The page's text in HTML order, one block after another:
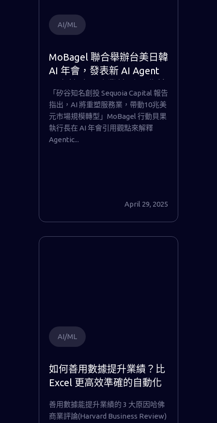
AI/ML
MoBagel 聯合舉辦台美日韓
AI 年會，發表新 AI Agent
元市場
「矽谷知名創投 Sequoia Capital 報告
指出，AI 將重塑服務業，帶動10兆美
元市場規模轉型」MoBagel 行動貝果
執行長在 AI 年會引用觀點來解釋
Agentic...
April 29, 2025
AI/ML
如何善用數據提升業績？比
Excel 更高效準確的自動化
善用數據能提升業績的 3 大原因哈佛
商業評論(Harvard Business Review)